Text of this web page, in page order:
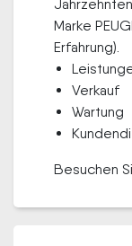
Marke
Erfahrung).
Verkauf
Wartung
Besuchen